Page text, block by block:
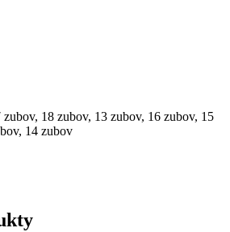
zubov, 18 zubov, 13 zubov, 16 zubov, 15
14 zubov